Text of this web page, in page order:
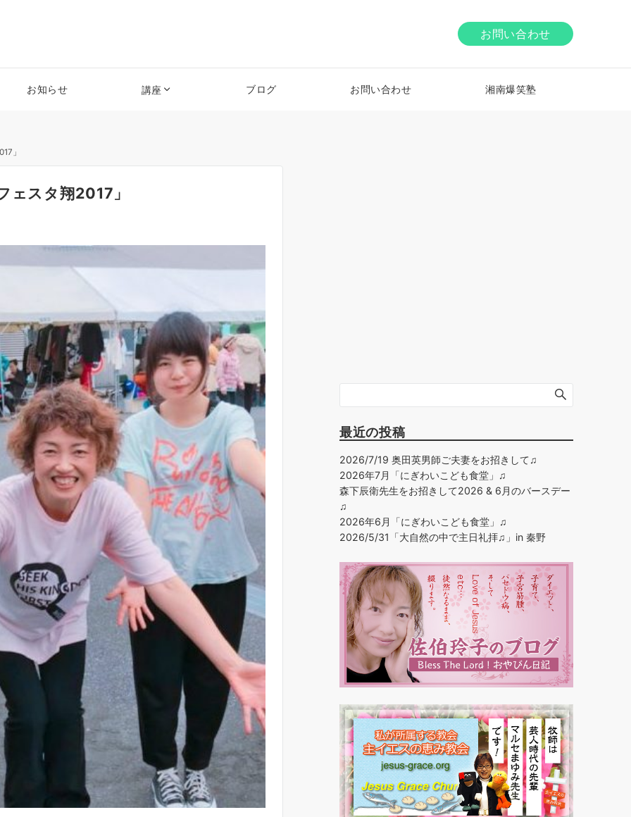
お問い合わせ
お知らせ 講座 ブログ お問い合わせ 湘南爆笑塾
」
スタ翔2017」
最近の投稿
2026/7/19 奥田英男師ご夫妻をお招きして♫
2026年7月「にぎわいこども食堂」♫
森下辰衛先生をお招きして2026 & 6月のバースデー
♫
2026年6月「にぎわいこども食堂」♫
2026/5/31「大自然の中で主日礼拝♫」in 秦野